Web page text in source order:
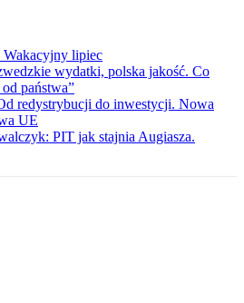
lipiec
wydatki, polska jakość. Co
państwa”
redystrybucji do inwestycji. Nowa
UE
PIT jak stajnia Augiasza.